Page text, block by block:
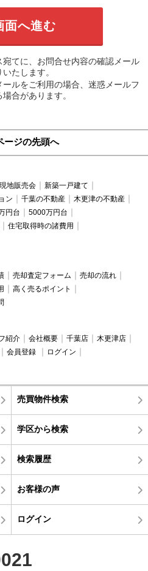
てに、お問合せ内容の確認メール
たします。
ルをご利用の場合、迷惑メールフ
合があります。
ージの先頭へ
現地販売会
新築一戸建て
ン 千葉の不動産
木更津の不動産
円台
5000万円台
住宅取得時の諸費用
売却査定フォーム
売却の流れ
高く売るポイント
紹介 会社概要 千葉店
木更津店
会員登録
ログイン
売買物件検索
学区から検索
検索履歴
お客様の声
ログイン